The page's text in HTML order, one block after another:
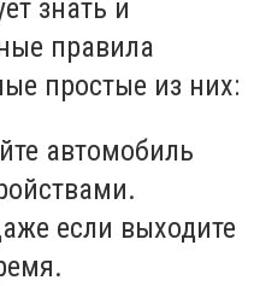
знать и
правила
простые из них:
автомобиль
если выходите